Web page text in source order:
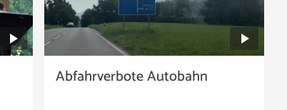
Abfahrverbote Autobahn